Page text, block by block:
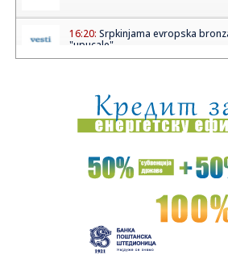
16:20: Srpkinjama evropska
"upucale" ...
16:17:Drugo veče „Fresh Wave“
ritmove
16:17:Nada Topčagić iskreno o
"Velika...
Najveća željezara iz Afrike
16:17:Gmail uvodi velike